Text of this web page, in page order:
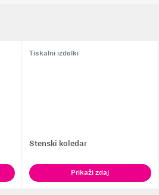
Tiskalni izdelki
Stenski koledar
Prikaži zdaj